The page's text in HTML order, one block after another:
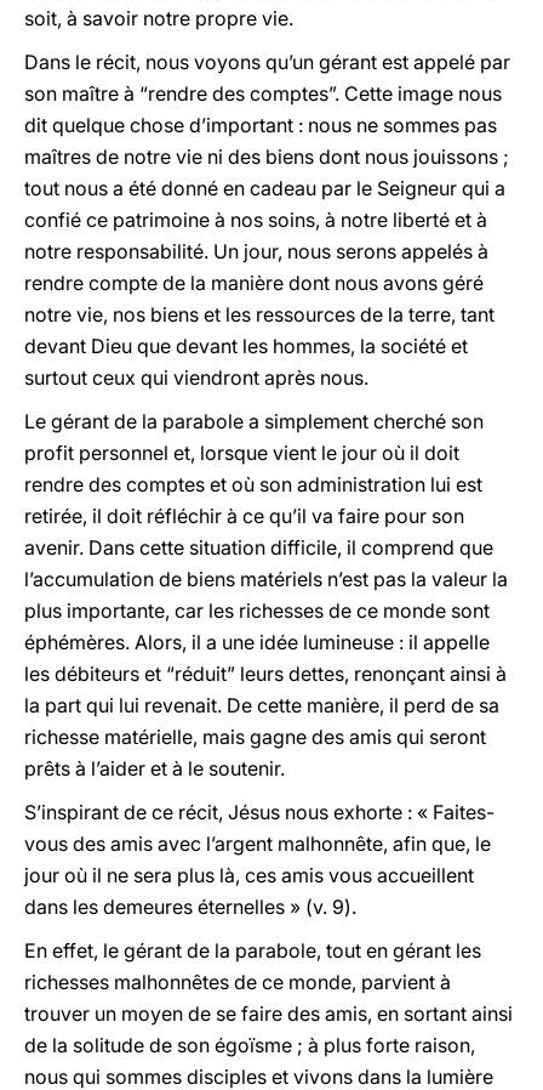
soit, à savoir notre propre vie.
Dans le récit, nous voyons qu’un gérant est appelé par
son maître à “rendre des comptes”. Cette image nous
dit quelque chose d’important : nous ne sommes pas
maîtres de notre vie ni des biens dont nous jouissons ;
tout nous a été donné en cadeau par le Seigneur qui a
confié ce patrimoine à nos soins, à notre liberté et à
notre responsabilité. Un jour, nous serons appelés à
rendre compte de la manière dont nous avons géré
notre vie, nos biens et les ressources de la terre, tant
devant Dieu que devant les hommes, la société et
surtout ceux qui viendront après nous.
Le gérant de la parabole a simplement cherché son
profit personnel et, lorsque vient le jour où il doit
rendre des comptes et où son administration lui est
retirée, il doit réfléchir à ce qu’il va faire pour son
avenir. Dans cette situation difficile, il comprend que
l’accumulation de biens matériels n’est pas la valeur la
plus importante, car les richesses de ce monde sont
éphémères. Alors, il a une idée lumineuse : il appelle
les débiteurs et “réduit” leurs dettes, renonçant ainsi à
la part qui lui revenait. De cette manière, il perd de sa
richesse matérielle, mais gagne des amis qui seront
prêts à l’aider et à le soutenir.
S’inspirant de ce récit, Jésus nous exhorte : « Faites-
vous des amis avec l’argent malhonnête, afin que, le
jour où il ne sera plus là, ces amis vous accueillent
dans les demeures éternelles » (v. 9).
En effet, le gérant de la parabole, tout en gérant les
richesses malhonnêtes de ce monde, parvient à
trouver un moyen de se faire des amis, en sortant ainsi
de la solitude de son égoïsme ; à plus forte raison,
nous qui sommes disciples et vivons dans la lumière